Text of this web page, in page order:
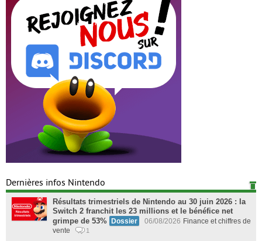
Dernières infos Nintendo
Résultats trimestriels de Nintendo au 30 juin 2026 : la
Switch 2 franchit les 23 millions et le bénéfice net
grimpe de 53% Dossier 06/08/2026 Finance et chiffres de
vente
1